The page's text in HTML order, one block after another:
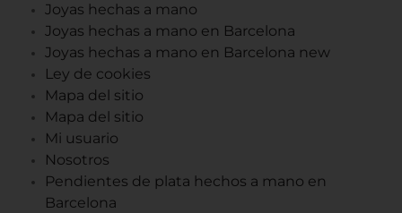
Joyas hechas a mano
Joyas hechas a mano en Barcelona
Joyas hechas a mano en Barcelona new
Ley de cookies
Mapa del sitio
Mapa del sitio
Mi usuario
Nosotros
Pendientes de plata hechos a mano en
Barcelona